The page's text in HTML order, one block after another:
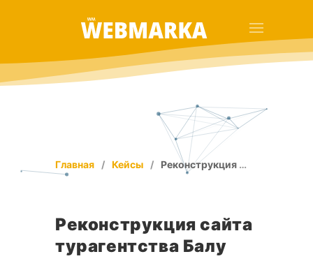
Главная Кейсы Реконструкция сайта турагентства Балу
Реконструкция сайта
турагентства Балу